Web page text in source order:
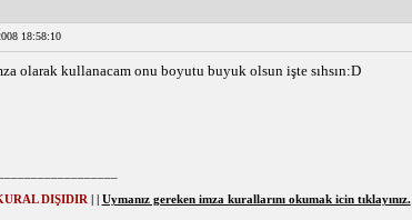
18:58:10
olarak kullanacam onu boyutu buyuk olsun işte sıhsın:D
DIŞIDIR | | Uymanız gereken imza kurallarını okumak icin tıklayınız.